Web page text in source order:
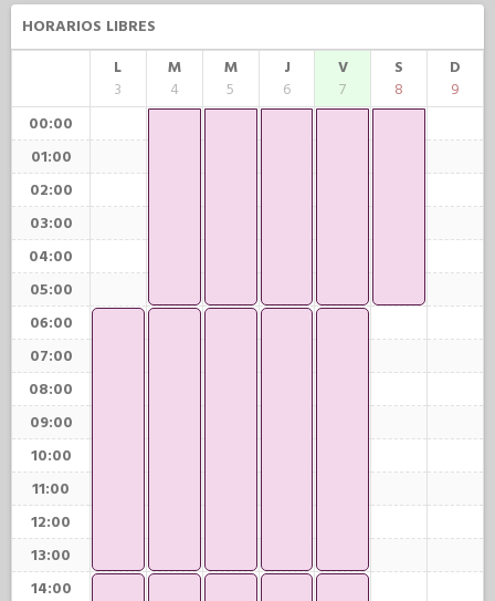
HORARIOS LIBRES
L
3
M
4
M
5
J
6
V
7
S
8
D
9
00:00
01:00
02:00
03:00
04:00
05:00
06:00
07:00
08:00
09:00
10:00
11:00
12:00
13:00
14:00